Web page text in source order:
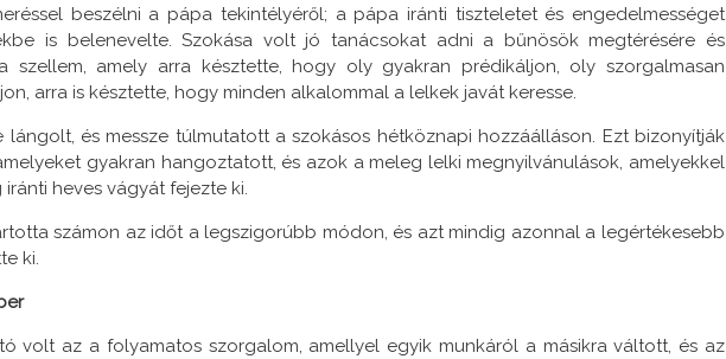
beszélni a pápa tekintélyéről; a pápa iránti tiszteletet és engedelmességet
is belenevelte. Szokása volt jó tanácsokat adni a bűnösök megtérésére és
szellem, amely arra késztette, hogy oly gyakran prédikáljon, oly szorgalmasan
arra is késztette, hogy minden alkalommal a lelkek javát keresse.
lángolt, és messze túlmutatott a szokásos hétköznapi hozzáálláson. Ezt bizonyítják
gyakran hangoztatott, és azok a meleg lelki megnyilvánulások, amelyekkel
heves vágyát fejezte ki.
számon az időt a legszigorúbb módon, és azt mindig azonnal a legértékesebb
ki.
volt az a folyamatos szorgalom, amellyel egyik munkáról a másikra váltott, és az